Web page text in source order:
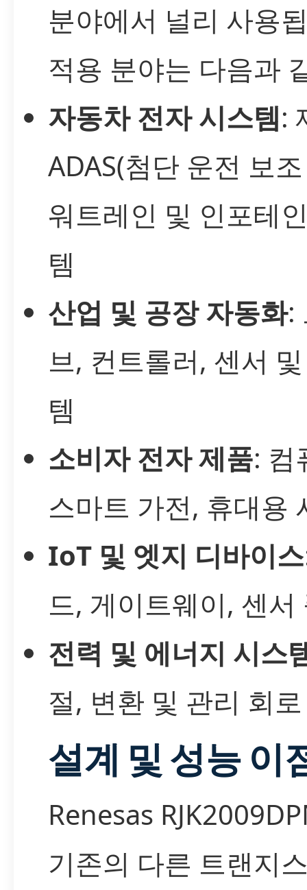
분야에서 널리 사용
적용 분야는 다음과
자동차 전자 시스템:
ADAS(첨단 운전 보
워트레인 및 인포테
템
산업 및 공장 자동화:
브, 컨트롤러, 센서
템
소비자 전자 제품: 컴
스마트 가전, 휴대용
IoT 및 엣지 디바이스
드, 게이트웨이, 센서
전력 및 에너지 시스
절, 변환 및 관리 회로
설계 및 성능 이
Renesas
기존의 다른 트랜지